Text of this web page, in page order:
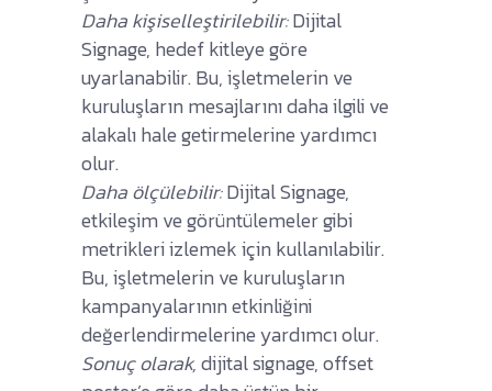
Daha kişiselleştirilebilir:Dijital
Signage, hedef kitleye göre
uyarlanabilir. Bu, işletmelerin ve
kuruluşların mesajlarını daha ilgili ve
alakalı hale getirmelerine yardımcı
olur.
Daha ölçülebilir:Dijital Signage,
etkileşim ve görüntülemeler gibi
metrikleri izlemek için kullanılabilir.
Bu, işletmelerin ve kuruluşların
kampanyalarının etkinliğini
değerlendirmelerine yardımcı olur.
Sonuç olarak,dijital signage, offset